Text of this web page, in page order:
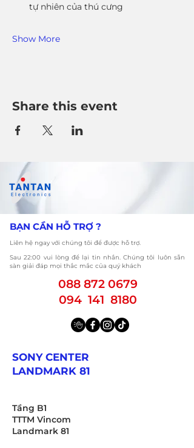
tự nhiên của thú cưng
Show More
Share this event
​BẠN CẦN HỖ TRỢ ?
Liên hệ ngay với chúng tôi để được hỗ trợ.
​Sau 22:00 vui lòng để lại tin nhắn. Chúng tôi luôn sẵn
sàn giải đáp mọi thắc mắc của quý khách
088 872 0679
094 141 8180
SONY CENTER
LANDMARK 81
Tầng B1
TTTM Vincom
Landmark 81